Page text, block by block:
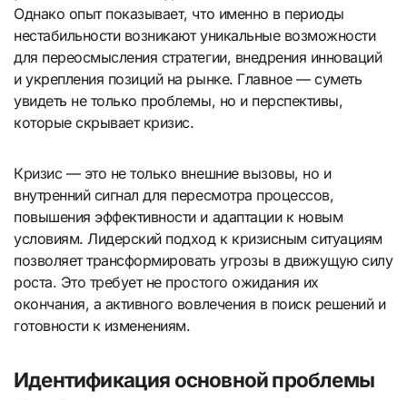
Однако опыт показывает, что именно в периоды
нестабильности возникают уникальные возможности
для переосмысления стратегии, внедрения инноваций
и укрепления позиций на рынке. Главное — суметь
увидеть не только проблемы, но и перспективы,
которые скрывает кризис.
Кризис — это не только внешние вызовы, но и
внутренний сигнал для пересмотра процессов,
повышения эффективности и адаптации к новым
условиям. Лидерский подход к кризисным ситуациям
позволяет трансформировать угрозы в движущую силу
роста. Это требует не простого ожидания их
окончания, а активного вовлечения в поиск решений и
готовности к изменениям.
Идентификация основной проблемы